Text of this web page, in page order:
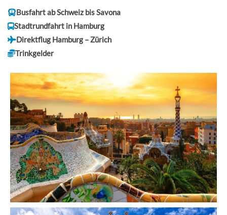
Busfahrt ab Schweiz bis Savona
Stadtrundfahrt in Hamburg
Direktflug Hamburg – Zürich
Trinkgelder